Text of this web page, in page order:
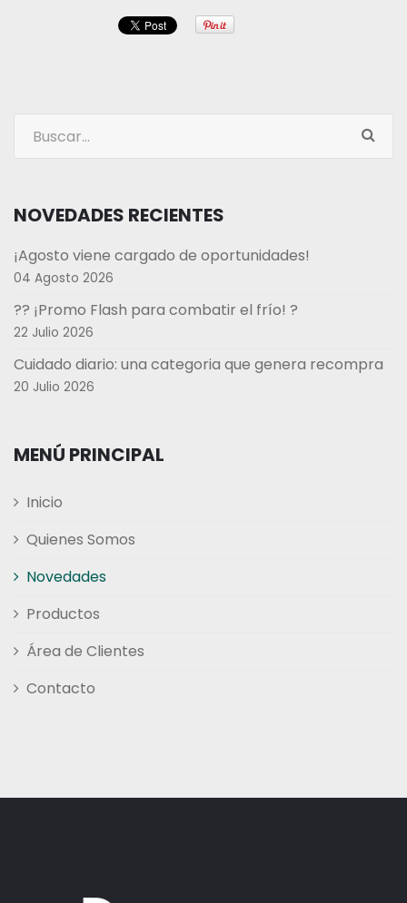
NOVEDADES RECIENTES
¡Agosto viene cargado de oportunidades!
04 Agosto 2026
?? ¡Promo Flash para combatir el frío! ?
22 Julio 2026
Cuidado diario: una categoria que genera recompra
20 Julio 2026
MENÚ PRINCIPAL
Inicio
Quienes Somos
Novedades
Productos
Área de Clientes
Contacto